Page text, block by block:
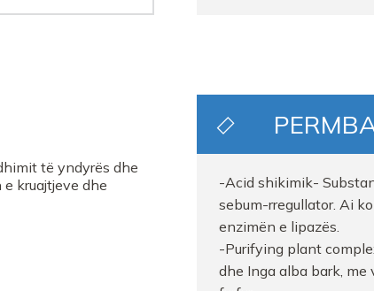
Farmaci LAURAFARM
FARMACI ERJOLA
FARMACI ALFA PG
Farmaci Lizeta Korce
Farmaci Elda
të yndyrës dhe
kruajtjeve dhe
-Acid shikimik-
sebum-rregullator. Ai
enzimën e lipazës.
-Purifying plant
dhe Inga alba bark,